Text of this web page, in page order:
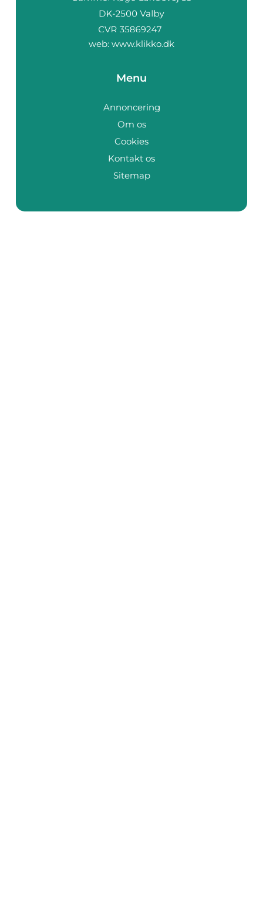
web: www.klikko.dk
Menu
Annoncering
Om os
Cookies
Kontakt os
Sitemap